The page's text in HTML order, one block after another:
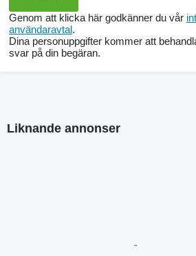
Genom att klicka här godkänner du vår
användaravtal.
Dina personuppgifter kommer att
svar på din begäran.
Liknande annonser